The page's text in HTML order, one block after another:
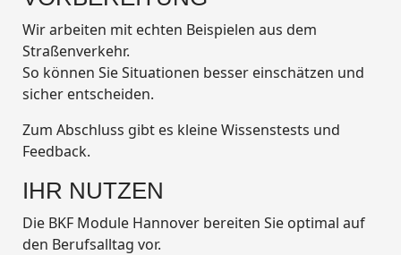
Wir arbeiten mit echten Beispielen aus dem
Straßenverkehr.
So können Sie Situationen besser einschätzen und
sicher entscheiden.
Zum Abschluss gibt es kleine Wissenstests und
Feedback.
IHR NUTZEN
Die BKF Module Hannover bereiten Sie optimal auf
den Berufsalltag vor.